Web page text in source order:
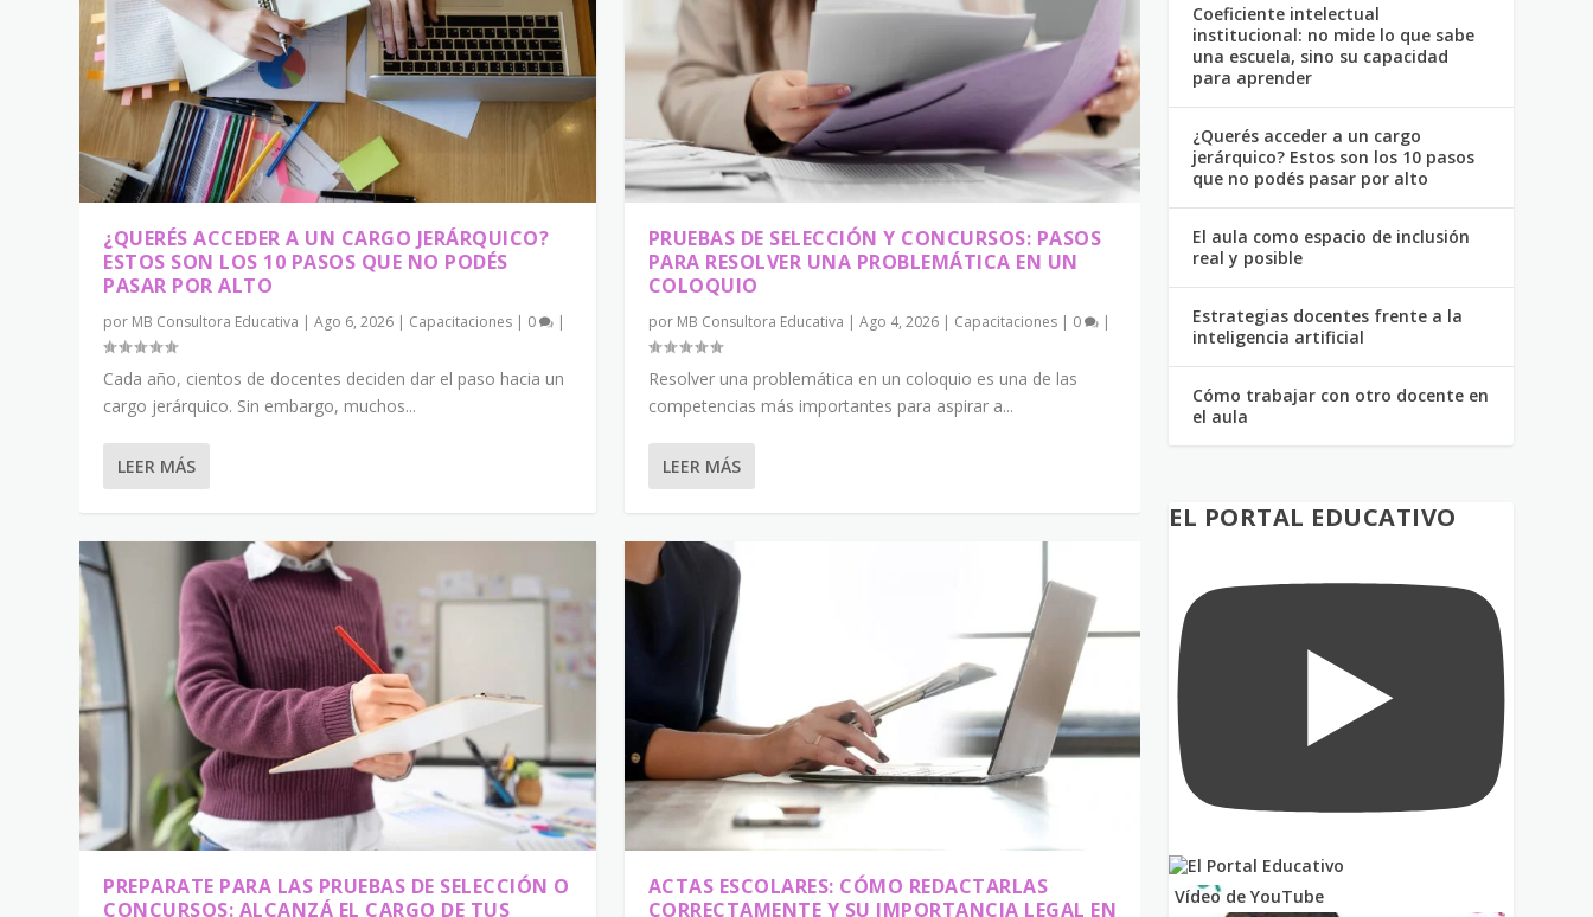
¿QUERÉS ACCEDER A UN CARGO JERÁRQUICO?
ESTOS SON LOS 10 PASOS QUE NO PODÉS
PASAR POR ALTO
por MB Consultora Educativa |Ago 6, 2026 | Capacitaciones | 0 |
Cada año, cientos de docentes deciden dar el paso hacia un
cargo jerárquico. Sin embargo, muchos...
LEER MÁS
PREPARATE PARA LAS PRUEBAS DE SELECCIÓN O
CONCURSOS: ALCANZÁ EL CARGO DE TUS
PRUEBAS DE SELECCIÓN Y CONCURSOS: PASOS
PARA RESOLVER UNA PROBLEMÁTICA EN UN
COLOQUIO
por MB Consultora Educativa | Ago 4, 2026| Capacitaciones| 0 |
Resolver una problemática en un coloquio es una de las
competencias más importantes para aspirar a...
LEER MÁS
ACTAS ESCOLARES: CÓMO REDACTARLAS
CORRECTAMENTE Y SU IMPORTANCIA LEGAL EN
Coeficiente intelectual
institucional: no mide lo que sabe
una escuela, sino su capacidad
para aprender
¿Querés acceder a un cargo
jerárquico? Estos son los 10 pasos
que no podés pasar por alto
El aula como espacio de inclusión
real y posible
Estrategias docentes frente a la
inteligencia artificial
Cómo trabajar con otro docente en
el aula
EL PORTAL EDUCATIVO
Vídeo de YouTube